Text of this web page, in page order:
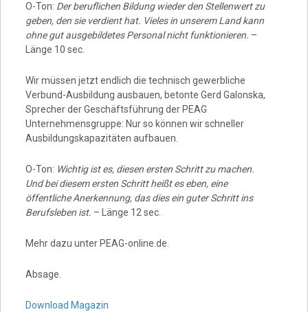
O-Ton: Der beruflichen Bildung wieder den Stellenwert zu
geben, den sie verdient hat. Vieles in unserem Land kann
ohne gut ausgebildetes Personal nicht funktionieren. –
Länge 10 sec.
Wir müssen jetzt endlich die technisch gewerbliche
Verbund-Ausbildung ausbauen, betonte Gerd Galonska,
Sprecher der Geschäftsführung der PEAG
Unternehmensgruppe: Nur so können wir schneller
Ausbildungskapazitäten aufbauen.
O-Ton: Wichtig ist es, diesen ersten Schritt zu machen.
Und bei diesem ersten Schritt heißt es eben, eine
öffentliche Anerkennung, das dies ein guter Schritt ins
Berufsleben ist. – Länge 12 sec.
Mehr dazu unter PEAG-online.de.
Absage.
Download Magazin